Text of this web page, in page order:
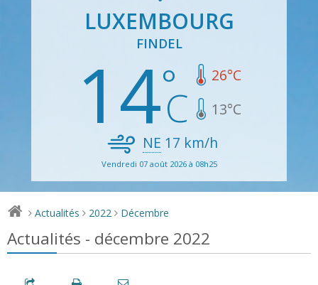
LUXEMBOURG
FINDEL
14 26°C
13°C
NE 17 km/h
Vendredi 07 août 2026 à 08h25
> Actualités > 2022 > Décembre
Actualités - décembre 2022